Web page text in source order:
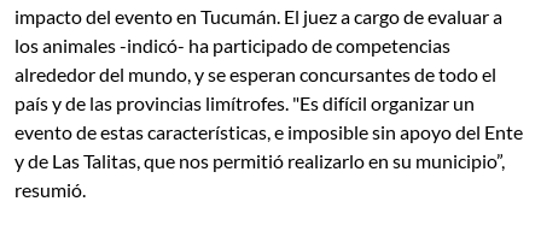
impacto del evento en Tucumán. El juez a cargo de evaluar a
los animales -indicó- ha participado de competencias
alrededor del mundo, y se esperan concursantes de todo el
país y de las provincias limítrofes. "Es difícil organizar un
evento de estas características, e imposible sin apoyo del Ente
y de Las Talitas, que nos permitió realizarlo en su municipio”,
resumió.